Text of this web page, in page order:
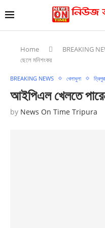
Home BREAKING
ছেলে মনিশংকর
BREAKING NEWS খেলাধুলা ত্রিপুরা
আইপিএল খেলতে
by News On Time Tripura